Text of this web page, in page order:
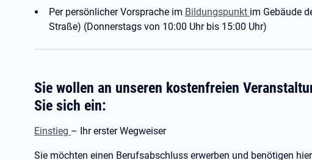
Per persönlicher Vorsprache im Bildungspunkt im Gebäude
Straße) (Donnerstags von 10:00 Uhr bis 15:00 Uhr)
Sie wollen an unseren kostenfreien
Sie sich ein:
Einstieg – Ihr erster Wegweiser
Sie möchten einen Berufsabschluss erwerben und benötigen